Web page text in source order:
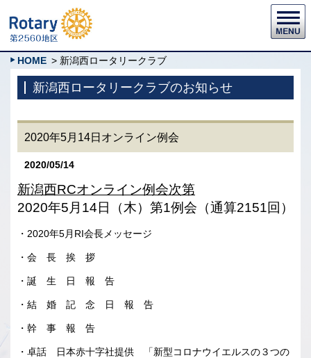
HOME > 新潟西ロータリークラブ
新潟西ロータリークラブのお知らせ
2020年5月14日オンライン例会
2020/05/14
新潟西RCオンライン例会次第
2020年5月14日（木）第1例会（通算2151回）
・2020年5月RI会長メッセージ
・会 長 挨 拶
・誕 生 日 報 告
・結 婚 記 念 日 報 告
・幹 事 報 告
・卓話 日本赤十字社提供 「新型コロナウイエルスの３つの